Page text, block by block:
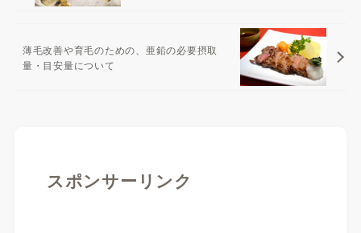
薄毛改善や育毛のための、亜鉛の必要摂取
量・目安量について
スポンサーリンク